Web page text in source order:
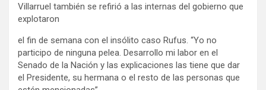
Villarruel también se refirió a las internas del gobierno que
explotaron
el fin de semana con el insólito caso Rufus. “Yo no
participo de ninguna pelea. Desarrollo mi labor en el
Senado de la Nación y las explicaciones las tiene que dar
el Presidente, su hermana o el resto de las personas que